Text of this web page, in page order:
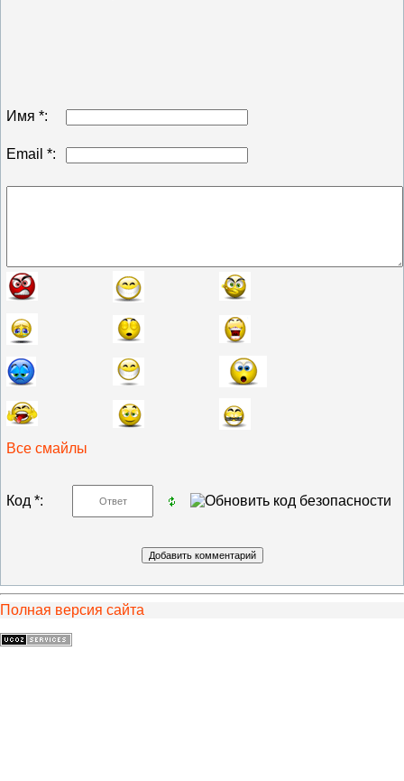
Имя *:
Email *:
Все смайлы
Код *:
Полная версия сайта